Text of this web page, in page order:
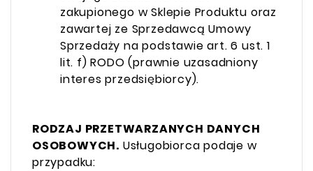
zakupionego w Sklepie Produktu oraz
zawartej ze Sprzedawcą Umowy
Sprzedaży na podstawie art. 6 ust. 1
lit. f) RODO (prawnie uzasadniony
interes przedsiębiorcy).
RODZAJ PRZETWARZANYCH DANYCH
OSOBOWYCH. Usługobiorca podaje w
przypadku: